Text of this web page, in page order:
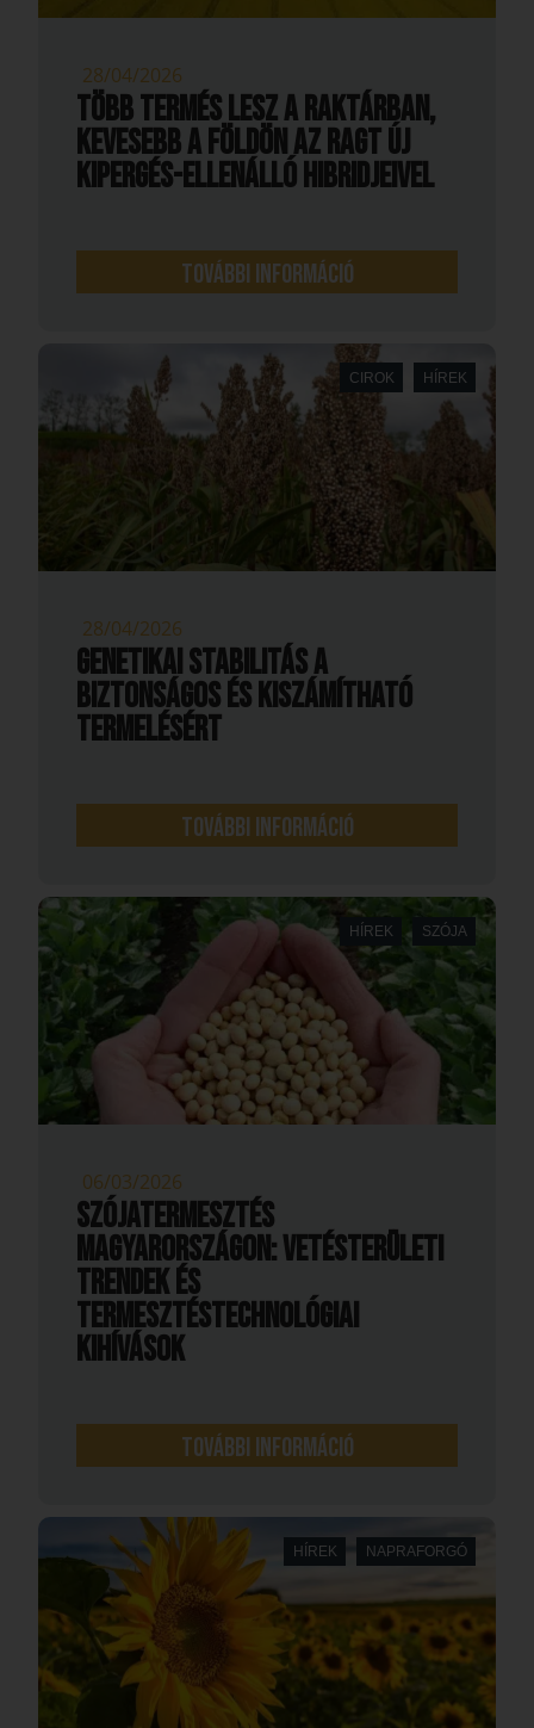
28/04/2026
Több termés lesz a raktárban,
kevesebb a földön az RAGT új
kipergés-ellenálló hibridjeivel
További információ
CIROK HÍREK
28/04/2026
Genetikai stabilitás a
biztonságos és kiszámítható
termelésért
További információ
HÍREK SZÓJA
06/03/2026
Szójatermesztés
Magyarországon: vetésterületi
trendek és
termesztéstechnológiai
kihívások
További információ
HÍREK NAPRAFORGÓ